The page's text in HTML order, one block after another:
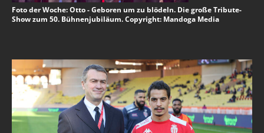
Foto der Woche: Otto - Geboren um zu blödeln. Die große Tribute-
Show zum 50. Bühnenjubiläum. Copyright: Mandoga Media